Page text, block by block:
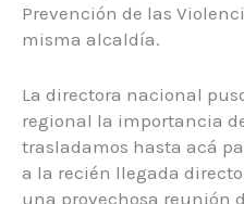
Prevención de las
misma alcaldía.
La directora nacional
regional la importancia
trasladamos hasta acá
a la recién llegada
una provechosa reunión